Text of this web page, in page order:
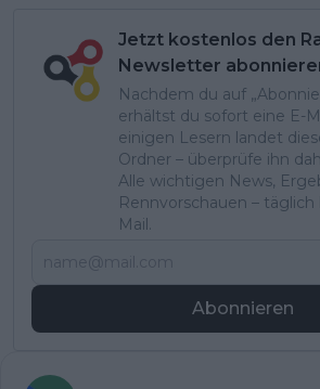
Jetzt kostenlos den
Newsletter
Nachdem du auf
erhältst du sofort eine E-
einigen Lesern landet
Ordner – überprüfe ihn
Alle wichtigen News,
Rennvorschauen –
Mail.
Abonnieren